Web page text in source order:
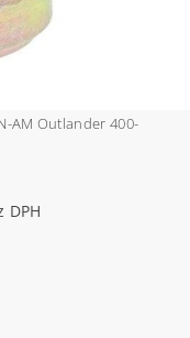
AM Outlander 400-
bez DPH